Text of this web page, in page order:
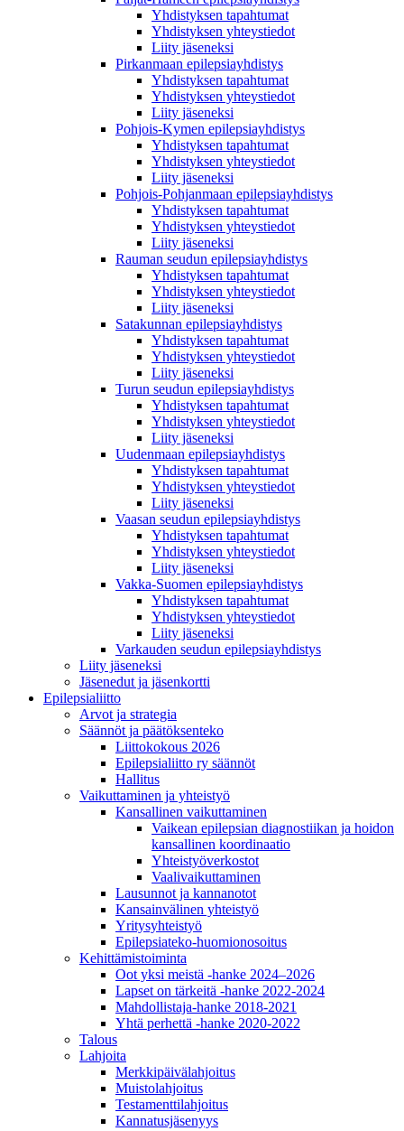
Yhdistyksen tapahtumat
Yhdistyksen yhteystiedot
Liity jäseneksi
Pirkanmaan epilepsiayhdistys
Yhdistyksen tapahtumat
Yhdistyksen yhteystiedot
Liity jäseneksi
Pohjois-Kymen epilepsiayhdistys
Yhdistyksen tapahtumat
Yhdistyksen yhteystiedot
Liity jäseneksi
Pohjois-Pohjanmaan epilepsiayhdistys
Yhdistyksen tapahtumat
Yhdistyksen yhteystiedot
Liity jäseneksi
Rauman seudun epilepsiayhdistys
Yhdistyksen tapahtumat
Yhdistyksen yhteystiedot
Liity jäseneksi
Satakunnan epilepsiayhdistys
Yhdistyksen tapahtumat
Yhdistyksen yhteystiedot
Liity jäseneksi
Turun seudun epilepsiayhdistys
Yhdistyksen tapahtumat
Yhdistyksen yhteystiedot
Liity jäseneksi
Uudenmaan epilepsiayhdistys
Yhdistyksen tapahtumat
Yhdistyksen yhteystiedot
Liity jäseneksi
Vaasan seudun epilepsiayhdistys
Yhdistyksen tapahtumat
Yhdistyksen yhteystiedot
Liity jäseneksi
Vakka-Suomen epilepsiayhdistys
Yhdistyksen tapahtumat
Yhdistyksen yhteystiedot
Liity jäseneksi
Varkauden seudun epilepsiayhdistys
Liity jäseneksi
Jäsenedut ja jäsenkortti
Epilepsialiitto
Arvot ja strategia
Säännöt ja päätöksenteko
Liittokokous 2026
Epilepsialiitto ry säännöt
Hallitus
Vaikuttaminen ja yhteistyö
Kansallinen vaikuttaminen
Vaikean epilepsian diagnostiikan ja hoidon
kansallinen koordinaatio
Yhteistyöverkostot
Vaalivaikuttaminen
Lausunnot ja kannanotot
Kansainvälinen yhteistyö
Yritysyhteistyö
Epilepsiateko-huomionosoitus
Kehittämistoiminta
Oot yksi meistä -hanke 2024–2026
Lapset on tärkeitä -hanke 2022-2024
Mahdollistaja-hanke 2018-2021
Yhtä perhettä -hanke 2020-2022
Talous
Lahjoita
Merkkipäivälahjoitus
Muistolahjoitus
Testamenttilahjoitus
Kannatusjäsenyys